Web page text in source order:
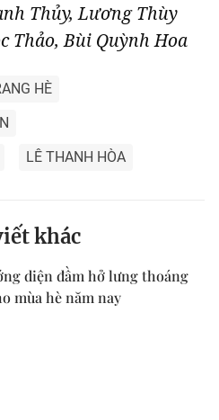
Thủy, Lương Thùy
Thảo, Bùi Quỳnh Hoa
HÈ
LÊ THANH HÒA
khác
diện đầm hở lưng thoáng
mùa hè năm nay